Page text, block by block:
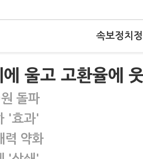
속보정치
울고 고환율에
돌파
'효과'
력 약화